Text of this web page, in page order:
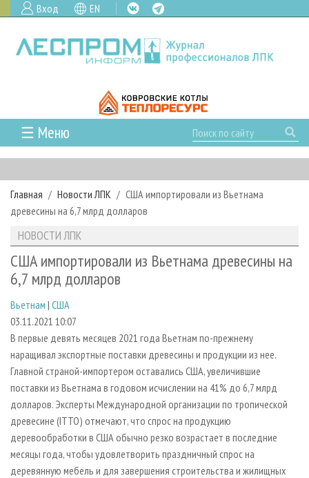
Вход EN
☰ Меню
ГЛАВНАЯ
РУБРИКИ И ТЕМЫ
РУБРИКИ ЖУРНАЛА
ЛЕСОЗАГОТОВКА
ЛЕСОПИЛЕНИЕ
СУШКА ДРЕВЕСИНЫ
ПРОИЗВОДСТВО ДРЕВЕСНЫХ ПЛИТ
ДЕРЕВЯННОЕ ДОМОСТРОЕНИЕ
ПРОИЗВОДСТВО МЕБЕЛИ
БИОЭНЕРГЕТИКА
ЦБП
ИНСТРУМЕНТ И МАТЕРИАЛЫ
НОВОСТИ
НОВОСТИ ЛПК
НОВОСТИ ЖУРНАЛА
ПРОЕКТЫ ЛПИ
АНАЛИТИКА
ПРЕДПРИЯТИЯ ЛПК
ПЕРСОНЫ
МОБИЛЬНЫЕ ВЫСТАВКИ
ОФИЦИАЛЬНЫЕ ДЕЛЕГАЦИИ
ПРИОРИТЕТНЫЕ ИНВЕСТПРОЕКТЫ
RUSSIAN FORESTRY REVIEW
ГАЗЕТА ЛЕСПРОМФОРУМ
БИБЛИОТЕКА СПЕЦИАЛИСТА
АРХИВ
АРХИВ ЖУРНАЛОВ
О ЖУРНАЛЕ
ПОДПИСКА
КОНТАКТЫ
РЕКЛАМОДАТЕЛЯМ
РЕКЛАМА
РЕКЛАМА НА САЙТЕ
Главная Новости ЛПК
США импортировали из Вьетнама
древесины на 6,7 млрд долларов
НОВОСТИ ЛПК
США импортировали из Вьетнама древесины на
6,7 млрд долларов
Вьетнам | США
03.11.2021 10:07
В первые девять месяцев 2021 года Вьетнам по-прежнему
наращивал экспортные поставки древесины и продукции из нее.
Главной страной-импортером оставались США, увеличившие
поставки из Вьетнама в годовом исчислении на 41% до 6,7 млрд
долларов. Эксперты Международной организации по тропической
древесине (ITTO) отмечают, что спрос на продукцию
деревообработки в США обычно резко возрастает в последние
месяцы года, чтобы удовлетворить праздничный спрос на
деревянную мебель и для завершения строительства и жилищных